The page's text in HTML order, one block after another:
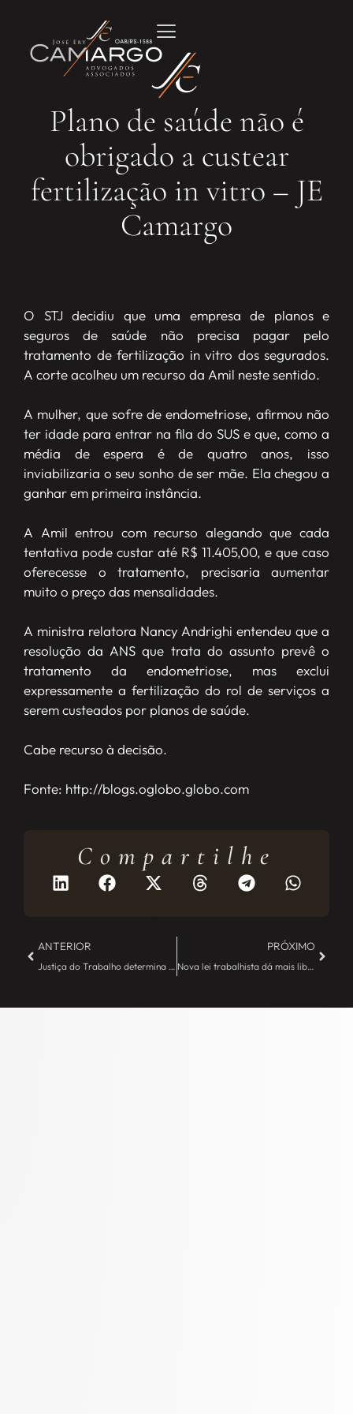
Plano de saúde não é
obrigado a custear
fertilização in vitro – JE
Camargo
O STJ decidiu que uma empresa de planos e
seguros de saúde não precisa pagar pelo
tratamento de fertilização in vitro dos segurados.
A corte acolheu um recurso da Amil neste sentido.
A mulher, que sofre de endometriose, afirmou não
ter idade para entrar na fila do SUS e que, como a
média de espera é de quatro anos, isso
inviabilizaria o seu sonho de ser mãe. Ela chegou a
ganhar em primeira instância.
A Amil entrou com recurso alegando que cada
tentativa pode custar até R$ 11.405,00, e que caso
oferecesse o tratamento, precisaria aumentar
muito o preço das mensalidades.
A ministra relatora Nancy Andrighi entendeu que a
resolução da ANS que trata do assunto prevê o
tratamento da endometriose, mas exclui
expressamente a fertilização do rol de serviços a
serem custeados por planos de saúde.
Cabe recurso à decisão.
Fonte: http://blogs.oglobo.globo.com
Compartilhe
ANTERIOR
Justiça do Trabalho determina que Governo terá que divulgar “lista suja” do trabalho escravo – JE Camargo
PRÓXIMO
Nova lei trabalhista dá mais liberdade para dividir as férias ao longo do ano. – JE Camargo